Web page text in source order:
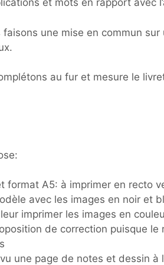
et mots en rapport avec
faisons une mise en commun
au fur et mesure le
format A5: à imprimer en recto
avec les images en noir et
imprimer les images en
de correction puisque
une page de notes et dessin